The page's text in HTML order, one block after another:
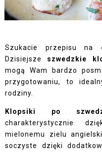
Szukacie przepisu na
Dzisiejsze szwedzkie
mogą Wam bardzo
przygotowaniu, to
rodziny.
Klopsiki po
charakterystycznie
mielonemu zielu
soczyste dzięki